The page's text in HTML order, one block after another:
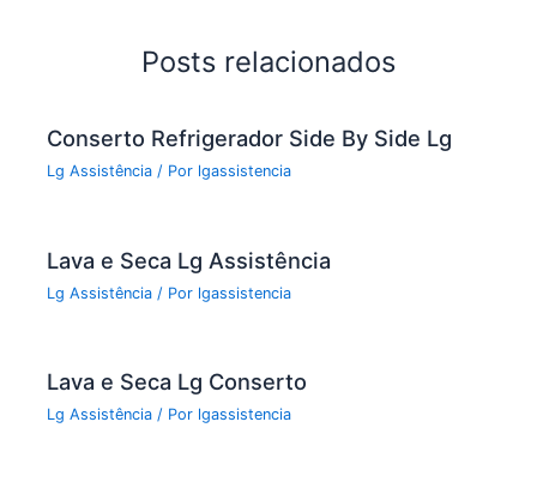
k
Posts relacionados
Conserto Refrigerador Side By Side Lg
Lg Assistência / Por lgassistencia
Lava e Seca Lg Assistência
Lg Assistência / Por lgassistencia
Lava e Seca Lg Conserto
Lg Assistência / Por lgassistencia